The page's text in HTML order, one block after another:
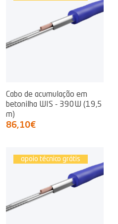
Cabo de acumulação em
betonilha WIS - 390W (19,5
m)
86,10€
apoio técnico grátis